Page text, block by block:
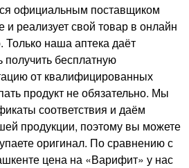
официальным поставщиком
реализует свой товар в онлайн
Только наша аптека даёт
бесплатную
от квалифицированных
продукт не обязательно. Мы
соответствия и даём
продукции, поэтому вы можете
оригинал. По сравнению с
цена на «Варифит» у нас